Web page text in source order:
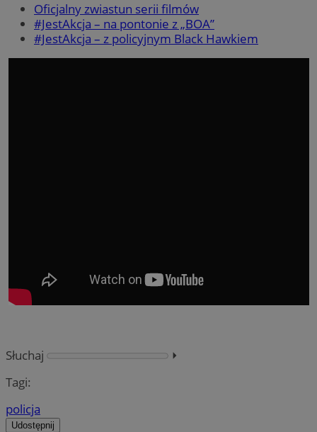
Oficjalny zwiastun serii filmów
#JestAkcja – na pontonie z „BOA”
#JestAkcja – z policyjnym Black Hawkiem
Słuchaj
⏵︎
Tagi:
policja
Udostępnij